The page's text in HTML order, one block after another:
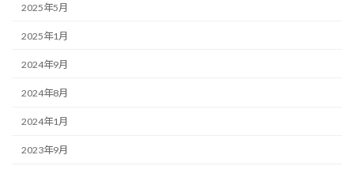
2025年5月
2025年1月
2024年9月
2024年8月
2024年1月
2023年9月